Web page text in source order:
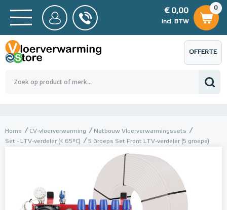
BTW
0,00
0
€ 0,00
incl. BTW
€ 0,00
OFFERTE
AANVRAGEN
Home CV-vloerverwarming
Natbouw Vloerverwarmingssets
Set - LTV-verdeler (< 65°C)
5 Groeps Set Front LTV-verdeler (5 groeps)